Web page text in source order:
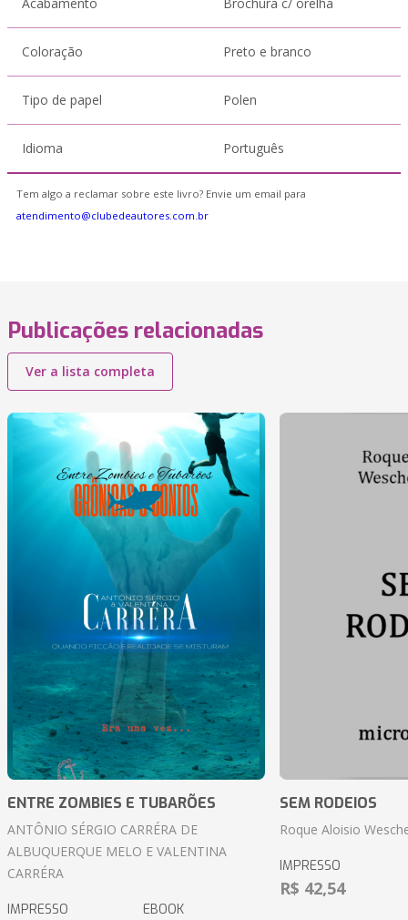
Coloração Preto e branco
Tipo de papel Polen
Idioma Português
Tem algo a reclamar sobre este livro? Envie um email para
atendimento@clubedeautores.com.br
Publicações relacionadas
Ver a lista completa
ENTRE ZOMBIES E TUBARÕES
ANTÔNIO SÉRGIO CARRÉRA DE
ALBUQUERQUE MELO E VALENTINA
CARRÉRA
IMPRESSO EBOOK
SEM RODEIOS
Roque Aloisio
IMPRESSO
R$ 42,54